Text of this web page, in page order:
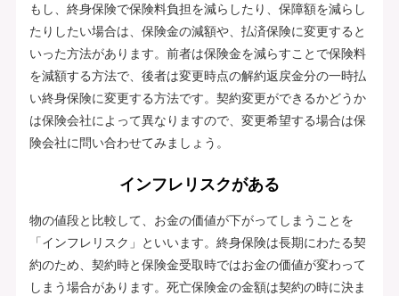
もし、終身保険で保険料負担を減らしたり、保障額を減らし
たりしたい場合は、保険金の減額や、払済保険に変更すると
いった方法があります。前者は保険金を減らすことで保険料
を減額する方法で、後者は変更時点の解約返戻金分の一時払
い終身保険に変更する方法です。契約変更ができるかどうか
は保険会社によって異なりますので、変更希望する場合は保
険会社に問い合わせてみましょう。
インフレリスクがある
物の値段と比較して、お金の価値が下がってしまうことを
「インフレリスク」といいます。終身保険は長期にわたる契
約のため、契約時と保険金受取時ではお金の価値が変わって
しまう場合があります。死亡保険金の金額は契約の時に決ま